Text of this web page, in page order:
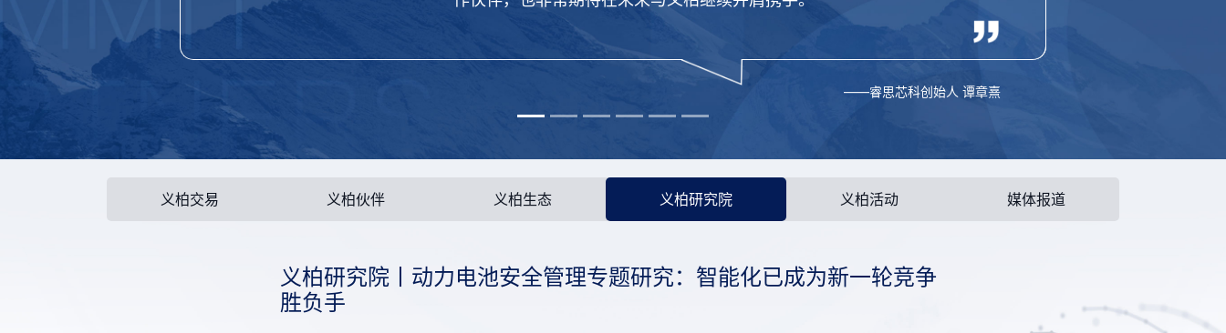
——睿思芯科创始人 谭章熹
义柏交易 义柏伙伴 义柏生态 义柏研究院 义柏活动 媒体报道
义柏研究院丨动力电池安全管理专题研究：智能化已成为新一轮竞争
胜负手